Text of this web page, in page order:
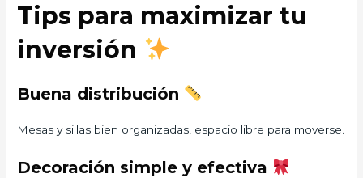
Tips para maximizar tu
inversión
Buena distribución
Mesas y sillas bien organizadas, espacio libre para moverse.
Decoración simple y efectiva